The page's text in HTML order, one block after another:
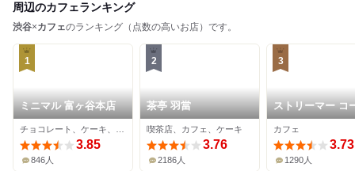
周辺のカフェランキング
渋谷×カフェのランキング（点数の高いお店）です。
1
ミニマル 富ヶ谷本店
3.85
846人
2
茶亭 羽當
喫茶店、カフェ、ケーキ
3.76
2186人
3
ストリーマー コ
ーカンパニー
SHIBUYA
カフェ
3.73
1290人